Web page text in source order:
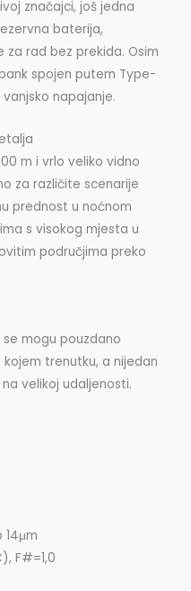
značajci, još jedna
baterija,
za rad bez prekida. Osim
spojen putem Type-
napajanje.
m i vrlo veliko vidno
za različite scenarije
prednost u noćnom
s visokog mjesta u
područjima preko
mogu pouzdano
trenutku, a nijedan
velikoj udaljenosti.
F#=1,0